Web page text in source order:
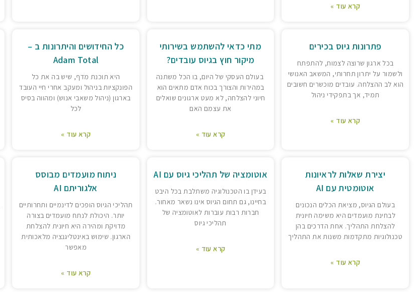
קרא עוד »
פתרונות גיוס בכירים
בכל ארגון שרוצה לצמוח, להתפתח
ולשמור על יתרון תחרותי, המשאב האנושי
הוא לב ההצלחה. עובדים מוכשרים חשובים
תמיד, אך בתפקידי ניהול
קרא עוד »
מתי כדאי להשתמש בשירותי
מיקור חוץ בגיוס עובדים?
בעולם העסקי של היום, בו הכל משתנה
במהירות והצורך בכוח אדם מתאים הוא
חיוני להצלחה, לא מעט ארגונים שואלים
את עצמם האם
קרא עוד »
כל החידושים והיתרונות ב –
Adam Total
היא תוכנת מדף, שיש בה את כל
הפונקציות בניהול ומעקב אחרי חיי העובד
בארגון (ניהול משאבי אנוש) ומהווה בסיס
לכל
קרא עוד »
יצירת שאלות לראיונות
אוטומטית עם AI
בעולם הגיוס, מציאת הכלים הנכונים
לבחינת מועמדים היא משימה חיונית
להצלחת התהליך. אחת הדרכים בהן
טכנולוגיות מתקדמות משנות את התהליך
קרא עוד »
אוטומציה של תהליכי גיוס עם AI
בעידן בו הטכנולוגיה משתלבת בכל היבט
בחיינו, גם תחום הגיוס אינו נשאר מאחור.
חברות רבות עוברות לאוטומציה של
תהליכי גיוס
קרא עוד »
ניתוח מועמדים מבוסס
אלגוריתם AI
תהליכי הגיוס הופכים לדינמיים ותחרותיים
יותר. היכולת לנתח מועמדים בצורה
מדויקת ומהירה היא חיונית להצלחת
הארגון. שימוש באינטליגנציה מלאכותית
מאפשר
קרא עוד »